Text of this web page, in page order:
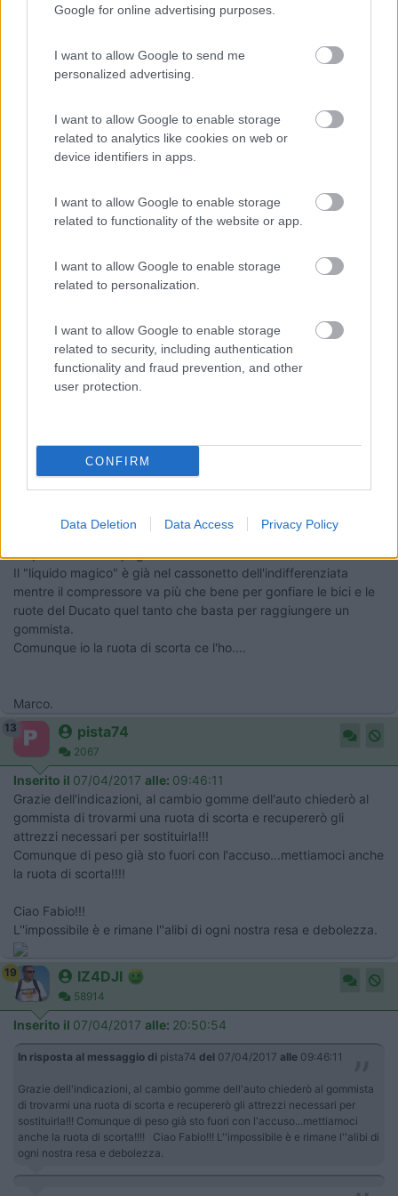
Google for online advertising purposes.
I want to allow Google to send me
personalized advertising.
I want to allow Google to enable storage
related to analytics like cookies on web or
device identifiers in apps.
I want to allow Google to enable storage
related to functionality of the website or app.
I want to allow Google to enable storage
related to personalization.
I want to allow Google to enable storage
related to security, including authentication
functionality and fraud prevention, and other
user protection.
CONFIRM
Data Deletion Data Access Privacy Policy
casa quindi buttate e sostituit con altre buone. Spesa totale
contare il tempo e disagio. Ora girano con la ruota di scorta. La
avessero avuta il soccorso gratuitola montava subito e
tornavano con solo un lieve ritardo.
Nello Sprinter ho avuto in dotazione un super kit di riparazione,
con un compressore da 25A che sembra fatto bene, e una
grossa bombola di colla, ma sta li solo per usarlo se
subito comperato la ruota di scorta e il cric che è la prima
opzione.
____________________________________
Tommaso IZ4DJI
www.iz4dji.it
Emme48
alle:
Io quel "coso" l'ho pagato 20 euro da uno sfasciacarrozze.
Il "liquido magico" è già nel cassonetto dell'indifferenziata
mentre il compressore va più che bene per gonfiare le bici e le
ruote del Ducato quel tanto che basta per raggiungere un
gommista.
Comunque io la ruota di scorta ce l'ho....
Marco.
13 pista74
2067
Inserito il 07/04/2017 alle: 09:46:11
Grazie dell'indicazioni, al cambio gomme dell'auto chiederò al
gommista di trovarmi una ruota di scorta e recupererò gli
attrezzi necessari per sostituirla!!!
Comunque di peso già sto fuori con l'accuso...mettiamoci anche
la ruota di scorta!!!!
Ciao Fabio!!!
L''impossibile è e rimane l''alibi di ogni nostra resa e debolezza.
19 IZ4DJI
58914
Inserito il 07/04/2017 alle: 20:50:54
In risposta al messaggio di pista74 del 07/04/2017 alle 09:46:11
Grazie dell'indicazioni, al cambio gomme dell'auto chiederò al gommista
di trovarmi una ruota di scorta e recupererò gli attrezzi necessari per
sostituirla!!! Comunque di peso già sto fuori con l'accuso...mettiamoci
anche la ruota di scorta!!!! Ciao Fabio!!! L''impossibile è e rimane l''alibi di
ogni nostra resa e debolezza.